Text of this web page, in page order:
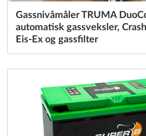
Gassnivåmåler TRUMA
automatisk gassveksler,
Eis-Ex og gassfilter